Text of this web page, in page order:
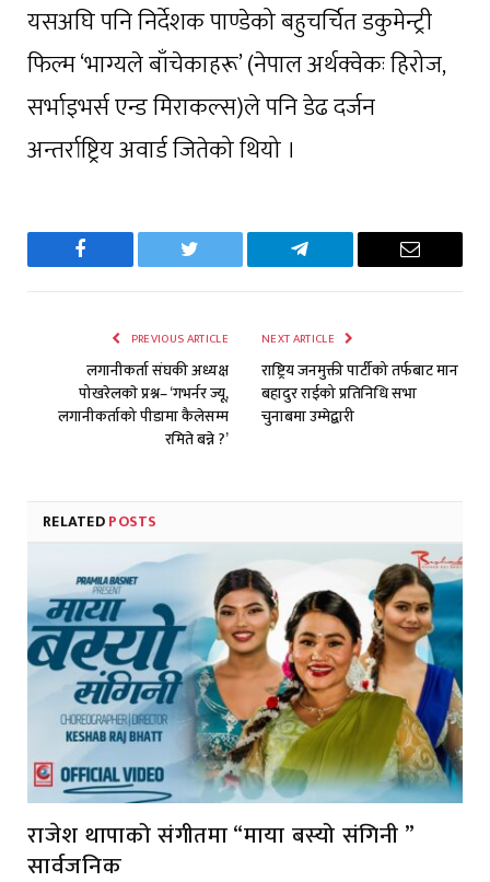
यसअघि पनि निर्देशक पाण्डेको बहुचर्चित डकुमेन्ट्री
फिल्म ‘भाग्यले बाँचेकाहरू’ (नेपाल अर्थक्वेकः हिरोज,
सर्भाइभर्स एन्ड मिराकल्स)ले पनि डेढ दर्जन
अन्तर्राष्ट्रिय अवार्ड जितेको थियो ।
Facebook Twitter Telegram Email
PREVIOUS ARTICLE
लगानीकर्ता संघकी अध्यक्ष
पोखरेलकाे प्रश्न– ‘गभर्नर ज्यू,
लगानीकर्ताको पीडामा कैलेसम्म
रमिते बन्ने ?’
NEXT ARTICLE
राष्ट्रिय जनमुक्ती पार्टीको तर्फबाट मान
बहादुर राईको प्रतिनिधि सभा
चुनाबमा उम्मेद्बारी
RELATEDPOSTS
राजेश थापाको संगीतमा “माया बस्यो संगिनी ”
सार्वजनिक